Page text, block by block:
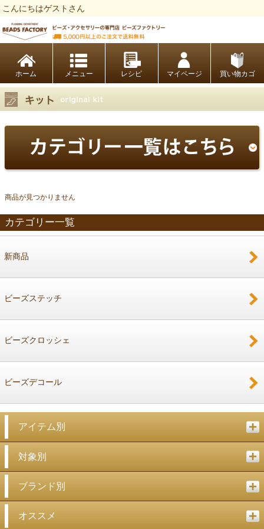
こんにちはゲストさん
ホーム レシピ マイページ 買い物カゴ
商品が見つかりません
カテゴリー一覧
新商品
ビーズステッチ
ビーズクロッシェ
ビーズデコール
アイテム別
対象別
ブランド別
オススメ